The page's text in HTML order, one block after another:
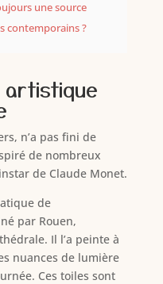
une source
contemporains ?
artistique
n’a pas fini de
de nombreux
de Claude Monet.
de
par Rouen,
Il l’a peinte à
nuances de lumière
Ces toiles sont